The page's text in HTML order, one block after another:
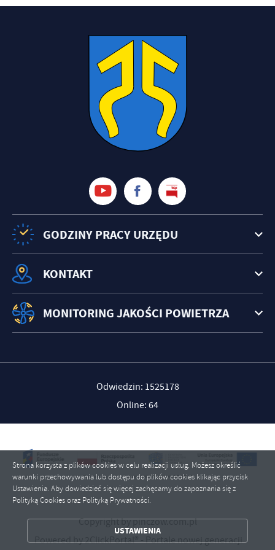
GODZINY PRACY URZĘDU
KONTAKT
MONITORING JAKOŚCI POWIETRZA
Odwiedzin: 1525178
Online: 64
Copyright by pinczow.com.pl
Powered by2ClickPortal®- Portale nowej generacji
Strona korzysta z plików cookies w celu realizacji usług. Możesz określić
warunki przechowywania lub dostępu do plików cookies klikając przycisk
Ustawienia. Aby dowiedzieć się więcej zachęcamy do zapoznania się z
Polityką Cookies oraz Polityką Prywatności.
USTAWIENIA
treści w postaci wiadomości, ofert, komunikatów mediów